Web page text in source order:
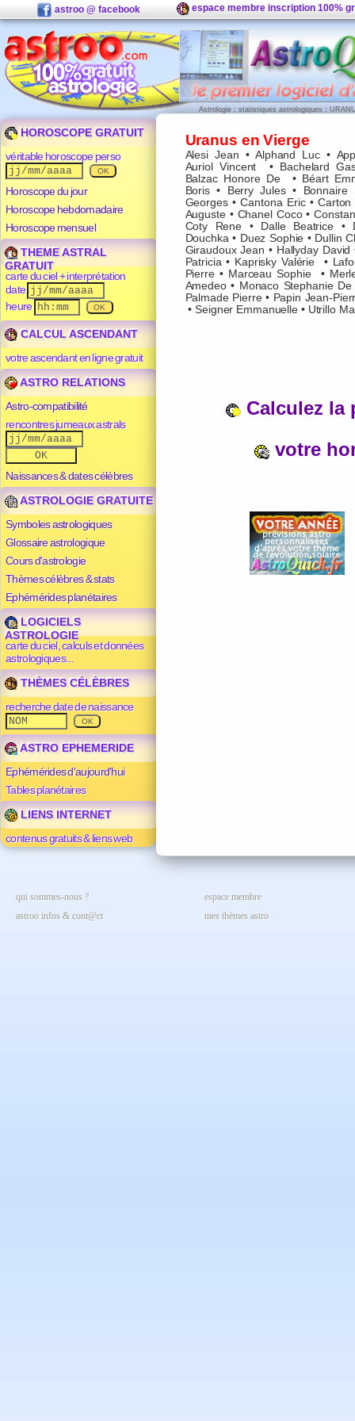
astroo @ facebook espace membre inscription 100%
Astrologie : statistiques astrologiques :
HOROSCOPE GRATUIT
véritable horoscope perso
Horoscope du jour
Horoscope hebdomadaire
Horoscope mensuel
THEME ASTRAL
GRATUIT
carte du ciel + interprétation
date
heure
CALCUL ASCENDANT
votre ascendant en ligne gratuit
ASTRO RELATIONS
Astro-compatibilité
rencontres jumeaux astrals
Naissances & dates célèbres
ASTROLOGIE GRATUITE
Symboles astrologiques
Glossaire astrologique
Cours d'astrologie
Thèmes célèbres & stats
Ephémérides planétaires
LOGICIELS
ASTROLOGIE
carte du ciel, calculs et données
astrologiques...
THÈMES CÉLÈBRES
recherche date de naissance
ASTRO EPHEMERIDE
Ephémérides d'aujourd'hui
Tables planétaires
LIENS INTERNET
contenus gratuits & liens web
Uranus en Vierge
Alesi Jean •Alphand Luc •
Auriol Vincent •
Bachelard
Balzac Honore De• Béart
Boris• Berry Jules•
Bonnaire
Georges•Cantona Eric•Carton
Auguste• Chanel Coco•
Coty Rene • Dalle Beatrice •
Douchka• Duez Sophie • Dullin
Giraudoux Jean • Hallyday David
Patricia• Kaprisky Valérie •
Pierre• Marceau Sophie•
Amedeo• Monaco Stephanie De
Palmade Pierre• Papin Jean-
•Seigner Emmanuelle• Utrillo
Calculez la
votre
qui sommes-nous ?
astroo infos & cont@ct
espace membre
mes thèmes astro